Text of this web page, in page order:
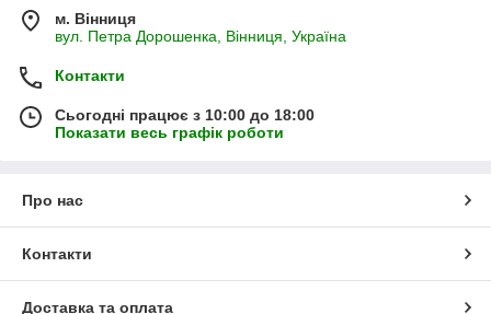
м. Вінниця
вул. Петра Дорошенка, Вінниця, Україна
Контакти
Сьогодні працює з 10:00 до 18:00
Показати весь графік роботи
Про нас
Контакти
Доставка та оплата